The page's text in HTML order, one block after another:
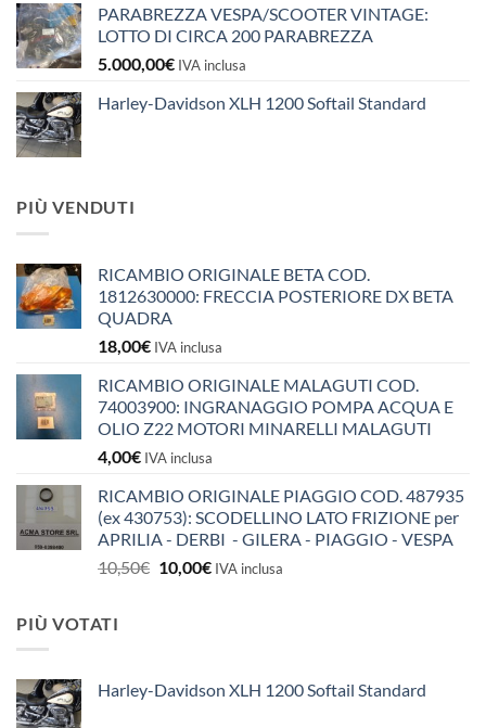
PARABREZZA VESPA/SCOOTER VINTAGE:
LOTTO DI CIRCA 200 PARABREZZA
5.000,00€ IVA inclusa
Harley-Davidson XLH 1200 Softail Standard
PIÙ VENDUTI
RICAMBIO ORIGINALE BETA COD.
1812630000: FRECCIA POSTERIORE DX BETA
QUADRA
18,00€ IVA inclusa
RICAMBIO ORIGINALE MALAGUTI COD.
74003900: INGRANAGGIO POMPA ACQUA E
OLIO Z22 MOTORI MINARELLI MALAGUTI
4,00€ IVA inclusa
RICAMBIO ORIGINALE PIAGGIO COD. 487935
(ex 430753): SCODELLINO LATO FRIZIONE per
APRILIA - DERBI - GILERA - PIAGGIO - VESPA
10,50€ Il
10,00€IlIVA inclusa
PIÙ VOTATI
Harley-Davidson XLH 1200 Softail Standard